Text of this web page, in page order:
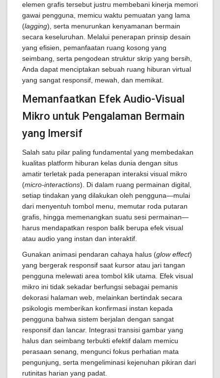
elemen grafis tersebut justru membebani kinerja memori
gawai pengguna, memicu waktu pemuatan yang lama
(lagging), serta menurunkan kenyamanan bermain
secara keseluruhan. Melalui penerapan prinsip desain
yang efisien, pemanfaatan ruang kosong yang
seimbang, serta pengodean struktur skrip yang bersih,
Anda dapat menciptakan sebuah ruang hiburan virtual
yang sangat responsif, mewah, dan memikat.
Memanfaatkan Efek Audio-Visual
Mikro untuk Pengalaman Bermain
yang Imersif
Salah satu pilar paling fundamental yang membedakan
kualitas platform hiburan kelas dunia dengan situs
amatir terletak pada penerapan interaksi visual mikro
(micro-interactions). Di dalam ruang permainan digital,
setiap tindakan yang dilakukan oleh pengguna—mulai
dari menyentuh tombol menu, memutar roda putaran
grafis, hingga memenangkan suatu sesi permainan—
harus mendapatkan respon balik berupa efek visual
atau audio yang instan dan interaktif.
Gunakan animasi pendaran cahaya halus (glow effect)
yang bergerak responsif saat kursor atau jari tangan
pengguna melewati area tombol klik utama. Efek visual
mikro ini tidak sekadar berfungsi sebagai pemanis
dekorasi halaman web, melainkan bertindak secara
psikologis memberikan konfirmasi instan kepada
pengguna bahwa sistem berjalan dengan sangat
responsif dan lancar. Integrasi transisi gambar yang
halus dan seimbang terbukti efektif dalam memicu
perasaan senang, mengunci fokus perhatian mata
pengunjung, serta mengeliminasi kejenuhan pikiran dari
rutinitas harian yang padat.